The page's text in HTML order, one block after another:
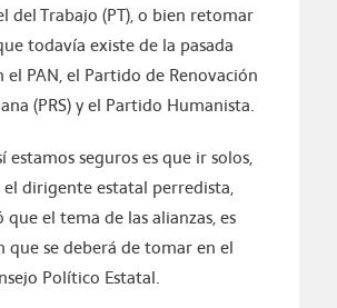
del Trabajo (PT), o bien retomar
todavía existe de la pasada
el PAN, el Partido de Renovación
(PRS) y el Partido Humanista.
estamos seguros es que ir solos,
el dirigente estatal perredista,
el tema de las alianzas, es
que se deberá de tomar en el
Político Estatal.